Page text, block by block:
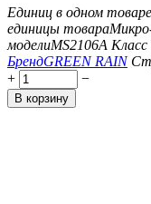
Единиц в одном
единицы товара
моделиMS2106A Класс
БрендGREEN RAIN
+
−
В корзину